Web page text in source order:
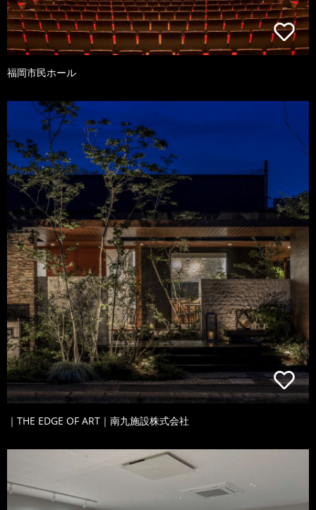
福岡市民ホール
｜THE EDGE OF ART｜南九施設株式会社